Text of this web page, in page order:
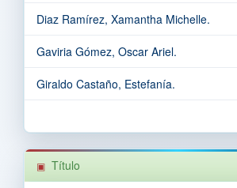
Diaz Ramírez, Xamantha Michelle.
Gaviria Gómez, Oscar Ariel.
Giraldo Castaño, Estefanía.
Título